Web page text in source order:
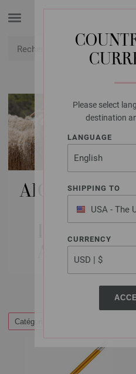
Please select
destination
LANGUAGE
SHIPPING TO
USA - The
of America
CURRENCY
AIGUILLES
Catégories